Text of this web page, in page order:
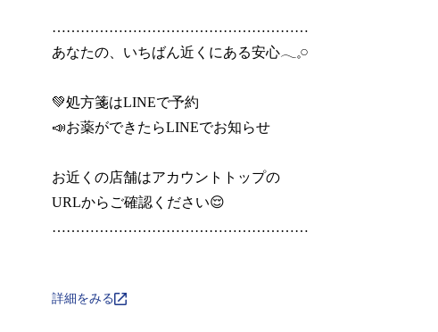
………………………………………………
あなたの、いちばん近くにある安心𓂃𓈒𓏸
💚処方箋はLINEで予約
📣お薬ができたらLINEでお知らせ
お近くの店舗はアカウントトップの
URLからご確認ください😌
………………………………………………
詳細をみる